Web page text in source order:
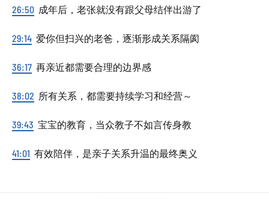
26:50 成年后，老张就没有跟父母结伴出游了
29:14 爱你但扫兴的老爸，逐渐形成关系隔阂
36:17 再亲近都需要合理的边界感
38:02 所有关系，都需要持续学习和经营～
39:43 宝宝的教育，当众教子不如言传身教
41:01 有效陪伴，是亲子关系升温的最终奥义